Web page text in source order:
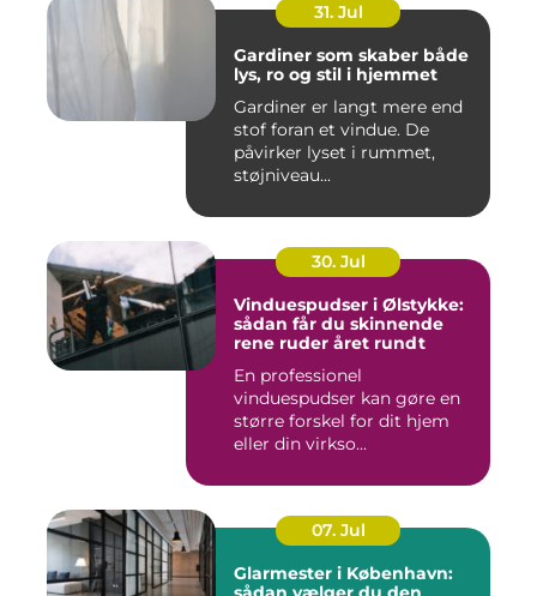
31. Jul
Gardiner som skaber både
lys, ro og stil i hjemmet
Gardiner er langt mere end
stof foran et vindue. De
påvirker lyset i rummet,
støjniveau...
30. Jul
Vinduespudser i Ølstykke:
sådan får du skinnende
rene ruder året rundt
En professionel
vinduespudser kan gøre en
større forskel for dit hjem
eller din virkso...
07. Jul
Glarmester i København: